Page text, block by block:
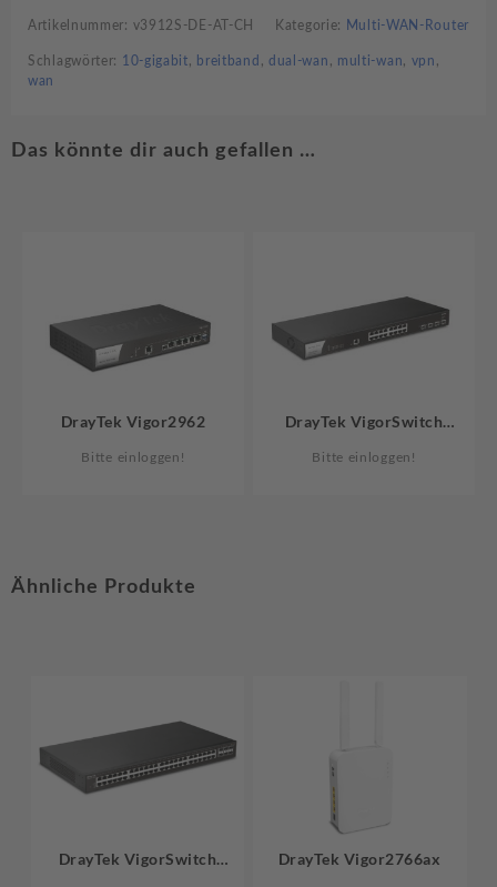
Artikelnummer: v3912S-DE-AT-CH Kategorie: Multi-WAN-Router
Schlagwörter: 10-gigabit, breitband , dual-wan , multi-wan, vpn ,
wan
Das könnte dir auch gefallen …
DrayTek Vigor2962
Bitte einloggen!
DrayTek VigorSwitch
Bitte einloggen!
Ähnliche Produkte
DrayTek VigorSwitch
DrayTek Vigor2766ax